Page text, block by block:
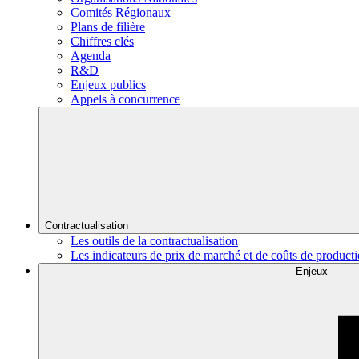
Comités Régionaux
Plans de filière
Chiffres clés
Agenda
R&D
Enjeux publics
Appels à concurrence
Contractualisation
Les outils de la contractualisation
Les indicateurs de prix de marché et de coûts de
Enjeux